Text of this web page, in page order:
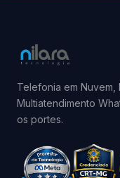
Telefonia em
Multiatendimento
os portes.